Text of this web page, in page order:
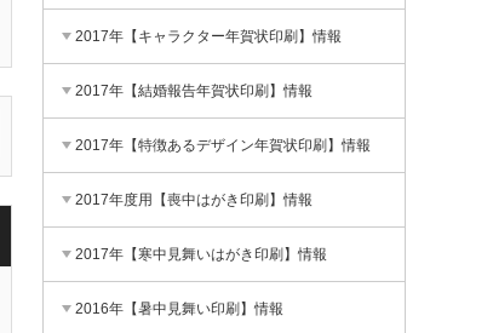
2017年【キャラクター年賀状印刷】情報
2017年【結婚報告年賀状印刷】情報
2017年【特徴あるデザイン年賀状印刷】情報
2017年度用【喪中はがき印刷】情報
2017年【寒中見舞いはがき印刷】情報
2016年【暑中見舞い印刷】情報